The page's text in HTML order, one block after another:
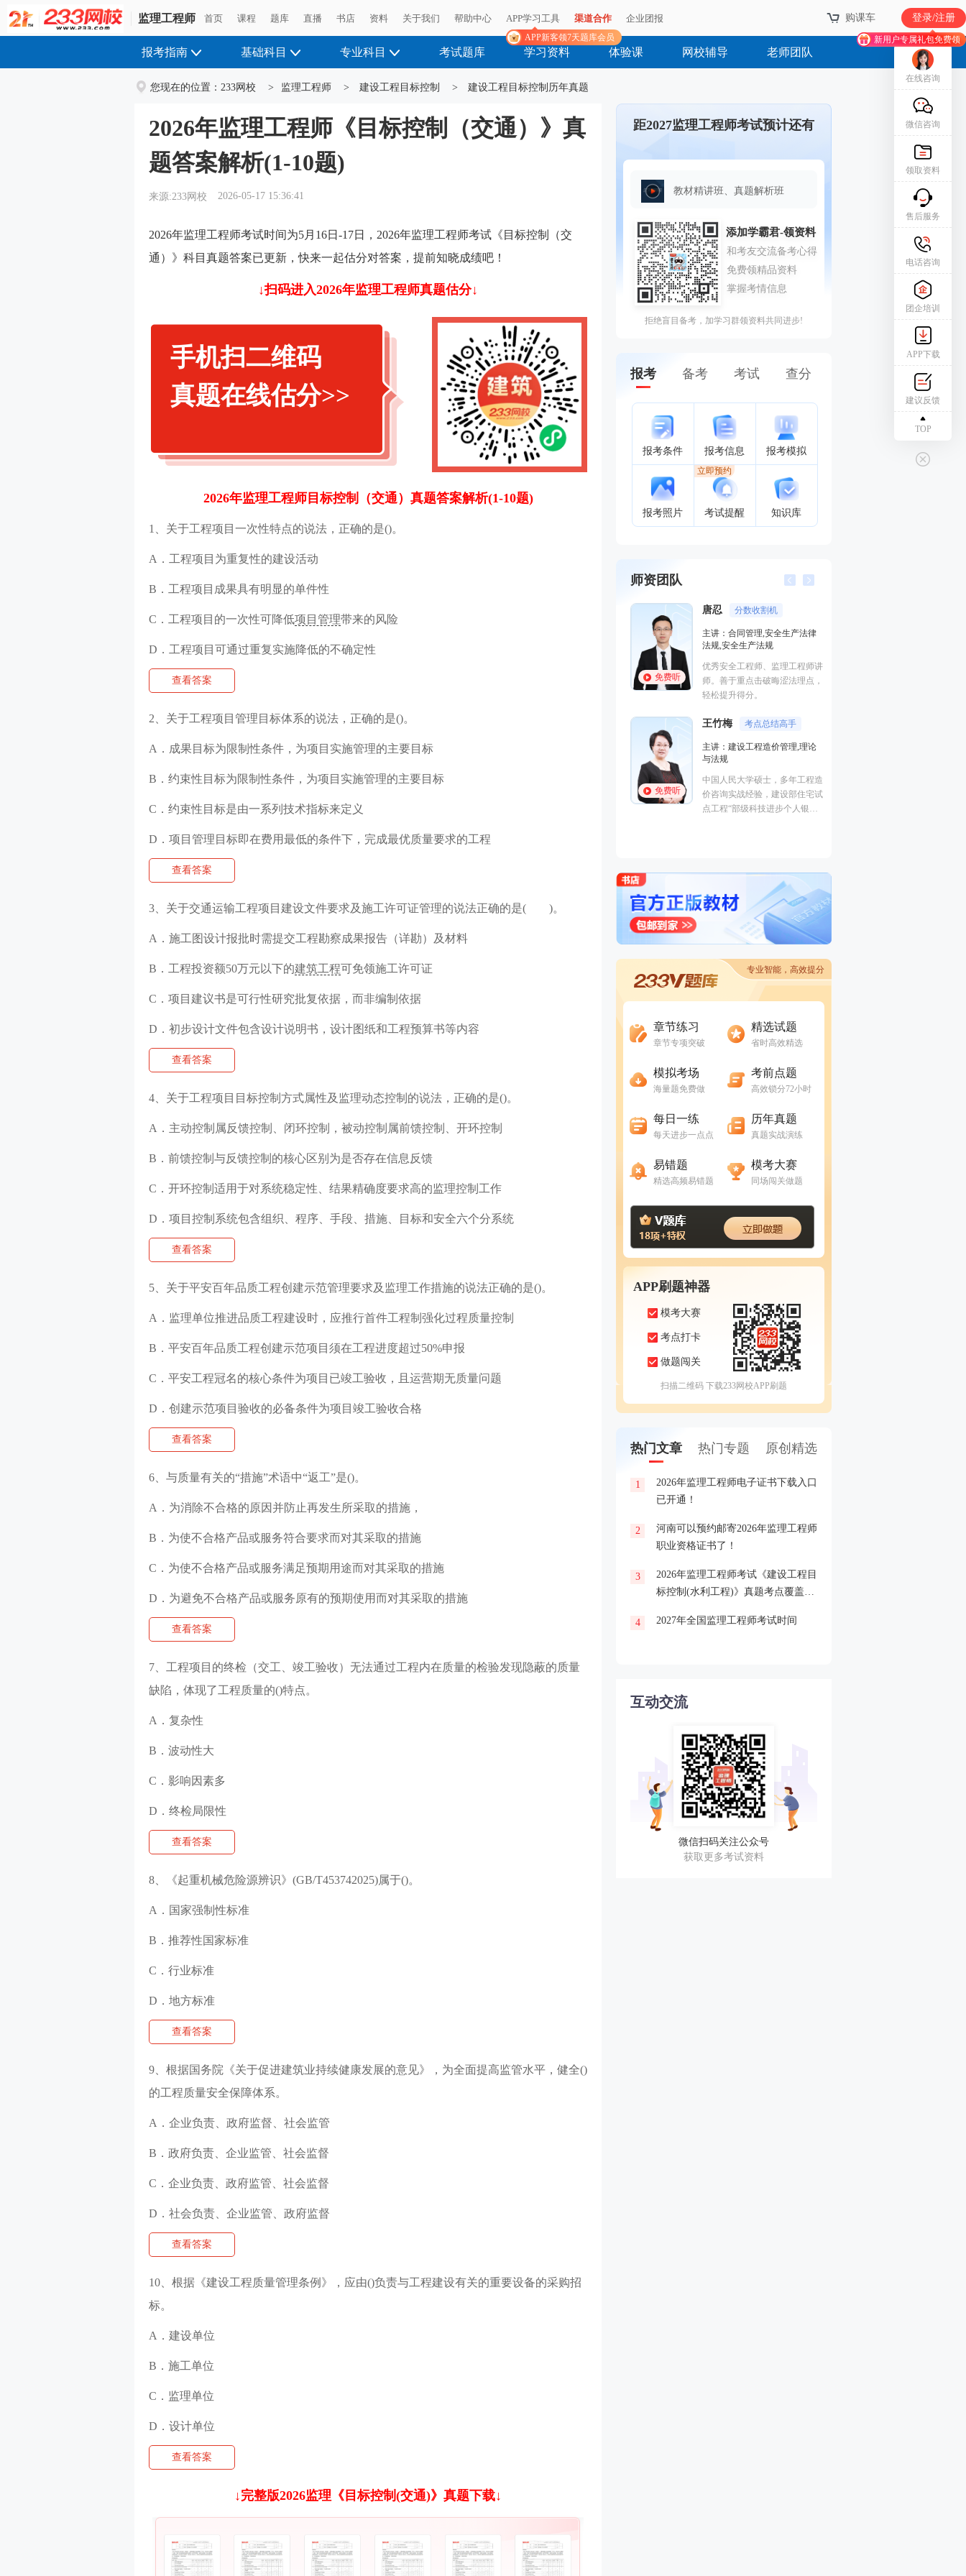
监理工程师 首页 课程 题库 直播 书店 资料 关于我们 帮助中心 APP学习工具
APP新客领7天题库会员
渠道合作 企业团报 购课车 登录/注册
新用户专属礼包免费领
报考指南 基础科目 专业科目 考试题库 学习资料 体验课 网校辅导 老师团队
您现在的位置： 233网校 > 监理工程师 > 建设工程目标控制 > 建设工程目标控制历年真题
2026年监理工程师《目标控制（交通）》真
题答案解析(1-10题)
来源:233网校 2026-05-17 15:36:41
2026年监理工程师考试时间为5月16日-17日，2026年监理工程师考试《目标控制（交
通）》科目真题答案已更新，快来一起估分对答案，提前知晓成绩吧！
↓扫码进入2026年监理工程师真题估分↓
手机扫二维码
真题在线估分>>
2026年监理工程师目标控制（交通）真题答案解析(1-10题)
1、关于工程项目一次性特点的说法，正确的是()。
A．工程项目为重复性的建设活动
B．工程项目成果具有明显的单件性
C．工程项目的一次性可降低项目管理带来的风险
D．工程项目可通过重复实施降低的不确定性
查看答案
2、关于工程项目管理目标体系的说法，正确的是()。
A．成果目标为限制性条件，为项目实施管理的主要目标
B．约束性目标为限制性条件，为项目实施管理的主要目标
C．约束性目标是由一系列技术指标来定义
D．项目管理目标即在费用最低的条件下，完成最优质量要求的工程
查看答案
3、关于交通运输工程项目建设文件要求及施工许可证管理的说法正确的是( )。
A．施工图设计报批时需提交工程勘察成果报告（详勘）及材料
B．工程投资额50万元以下的建筑工程可免领施工许可证
C．项目建议书是可行性研究批复依据，而非编制依据
D．初步设计文件包含设计说明书，设计图纸和工程预算书等内容
查看答案
4、关于工程项目目标控制方式属性及监理动态控制的说法，正确的是()。
A．主动控制属反馈控制、闭环控制，被动控制属前馈控制、开环控制
B．前馈控制与反馈控制的核心区别为是否存在信息反馈
C．开环控制适用于对系统稳定性、结果精确度要求高的监理控制工作
D．项目控制系统包含组织、程序、手段、措施、目标和安全六个分系统
查看答案
5、关于平安百年品质工程创建示范管理要求及监理工作措施的说法正确的是()。
A．监理单位推进品质工程建设时，应推行首件工程制强化过程质量控制
B．平安百年品质工程创建示范项目须在工程进度超过50%申报
C．平安工程冠名的核心条件为项目已竣工验收，且运营期无质量问题
D．创建示范项目验收的必备条件为项目竣工验收合格
查看答案
6、与质量有关的“措施”术语中“返工”是()。
A．为消除不合格的原因并防止再发生所采取的措施，
B．为使不合格产品或服务符合要求而对其采取的措施
C．为使不合格产品或服务满足预期用途而对其采取的措施
D．为避免不合格产品或服务原有的预期使用而对其采取的措施
查看答案
7、工程项目的终检（交工、竣工验收）无法通过工程内在质量的检验发现隐蔽的质量
缺陷，体现了工程质量的()特点。
A．复杂性
B．波动性大
C．影响因素多
D．终检局限性
查看答案
8、《起重机械危险源辨识》(GB/T453742025)属于()。
A．国家强制性标准
B．推荐性国家标准
C．行业标准
D．地方标准
查看答案
9、根据国务院《关于促进建筑业持续健康发展的意见》，为全面提高监管水平，健全()
的工程质量安全保障体系。
A．企业负责、政府监督、社会监管
B．政府负责、企业监管、社会监督
C．企业负责、政府监管、社会监督
D．社会负责、企业监管、政府监督
查看答案
10、根据《建设工程质量管理条例》，应由()负责与工程建设有关的重要设备的采购招
标。
A．建设单位
B．施工单位
C．监理单位
D．设计单位
查看答案
↓完整版2026监理《目标控制(交通)》真题下载↓
距2027监理工程师考试预计还有
教材精讲班、真题解析班
拒绝盲目备考，加学习群领资料共同进步!
报考 备考 考试 查分
报考条件 报考信息 报考模拟
报考照片 考试提醒
立即预约
知识库
师资团队
免费听
唐忍 分数收割机
主讲：合同管理,安全生产法律
法规,安全生产法规
优秀安全工程师、监理工程师讲
师。善于重点击破晦涩法理点，
轻松提升得分。
免费听
王竹梅 考点总结高手
主讲：建设工程造价管理,理论
与法规
中国人民大学硕士，多年工程造
价咨询实战经验，建设部住宅试
点工程“部级科技进步个人银
专业智能，高效提分
章节练习
章节专项突破
精选试题
省时高效精选
模拟考场
海量题免费做
考前点题
高效锁分72小时
每日一练
每天进步一点点
历年真题
真题实战演练
易错题
精选高频易错题
模考大赛
同场闯关做题
APP刷题神器
模考大赛
考点打卡
做题闯关
扫描二维码 下载233网校APP刷题
热门文章 热门专题 原创精选
1
2026年监理工程师电子证书下载入口
已开通！
2
河南可以预约邮寄2026年监理工程师
职业资格证书了！
3
2026年监理工程师考试《建设工程目
标控制(水利工程)》真题考点覆盖情
4
2027年全国监理工程师考试时间
互动交流
微信扫码关注公众号
获取更多考试资料
在线咨询
微信咨询
领取资料
售后服务
电话咨询
团企培训
APP下载
建议反馈
TOP